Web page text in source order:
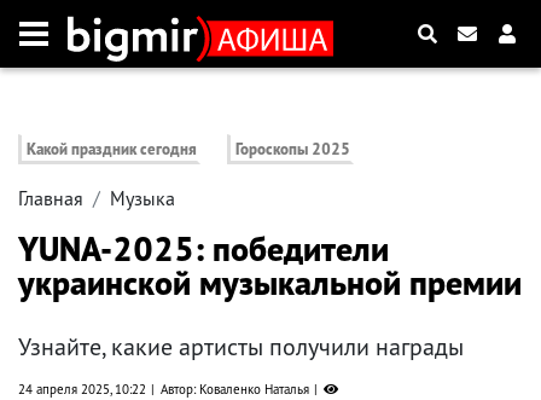
Какой праздник сегодня Гороскопы 2025
Главная Музыка
YUNA-2025: победители
украинской музыкальной премии
Узнайте, какие артисты получили награды
24 апреля 2025, 10:22 Автор: Коваленко Наталья